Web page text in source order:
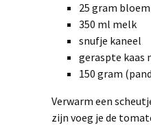
25 gram bloem
350 ml melk
snufje kaneel
geraspte kaas
150 gram
Verwarm een
zijn voeg je de